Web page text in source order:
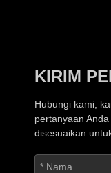
KIRIM
Hubungi kami,
pertanyaan
disesuaikan